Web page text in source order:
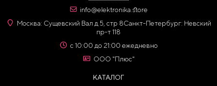
info@elektronika.store
Москва: Сущевский Вал д 5, стр 8Санкт-Петербург: Невский
пр-т 118
с 10:00 до 21:00 ежедневно
ООО "Плюс"
КАТАЛОГ